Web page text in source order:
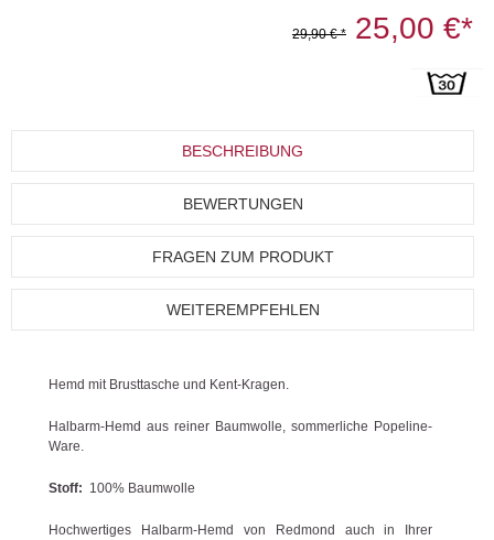
29,90 € * 25,00 €*
BESCHREIBUNG
BEWERTUNGEN
FRAGEN ZUM PRODUKT
WEITEREMPFEHLEN
Hemd mit Brusttasche und Kent-Kragen.
Halbarm-Hemd aus reiner Baumwolle, sommerliche Popeline-
Ware.
Stoff: 100% Baumwolle
Hochwertiges Halbarm-Hemd von Redmond auch in Ihrer